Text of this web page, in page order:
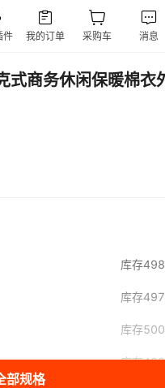
式商务休闲保暖棉衣
库存498
库存497
库存500
库存499
部规格